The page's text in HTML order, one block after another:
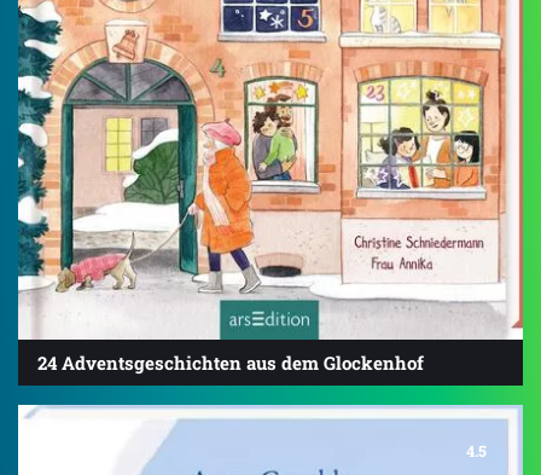
24 Adventsgeschichten aus dem Glockenhof
4.5